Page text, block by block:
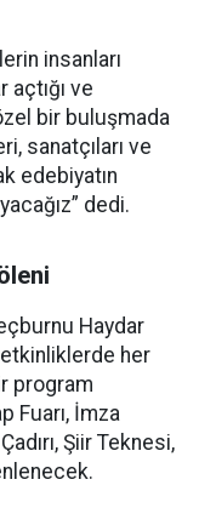
insanları
ve
bir buluşmada
sanatçıları ve
edebiyatın
dedi.
Haydar
her
program
Fuarı, İmza
Şiir Teknesi,